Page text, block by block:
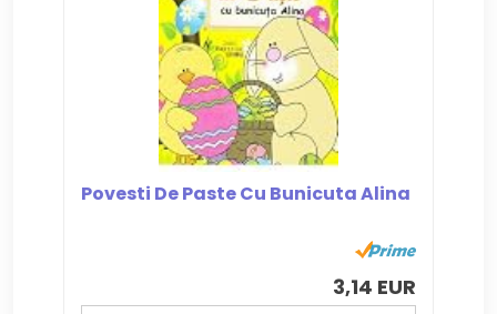
Povesti De Paste Cu Bunicuta Alina
3,14 EUR